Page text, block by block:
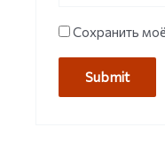
Сохранить